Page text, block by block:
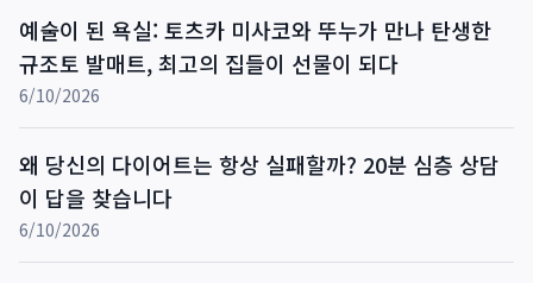
예술이 된 욕실: 토츠카 미사코와 뚜누가 만나 탄생한
규조토 발매트, 최고의 집들이 선물이 되다
6/10/2026
왜 당신의 다이어트는 항상 실패할까? 20분 심층 상담
이 답을 찾습니다
6/10/2026